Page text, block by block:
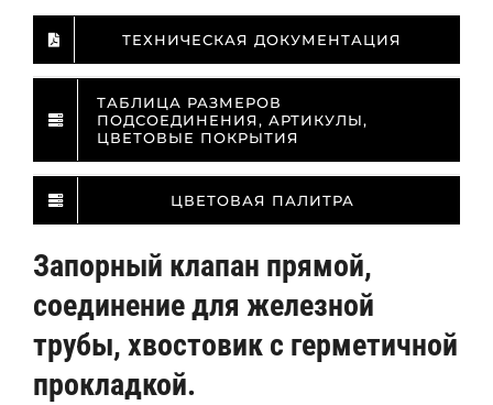
ТЕХНИЧЕСКАЯ ДОКУМЕНТАЦИЯ
ТАБЛИЦА РАЗМЕРОВ
ПОДСОЕДИНЕНИЯ, АРТИКУЛЫ,
ЦВЕТОВЫЕ ПОКРЫТИЯ
ЦВЕТОВАЯ ПАЛИТРА
Запорный клапан прямой,
соединение для железной
трубы, хвостовик с герметичной
прокладкой.